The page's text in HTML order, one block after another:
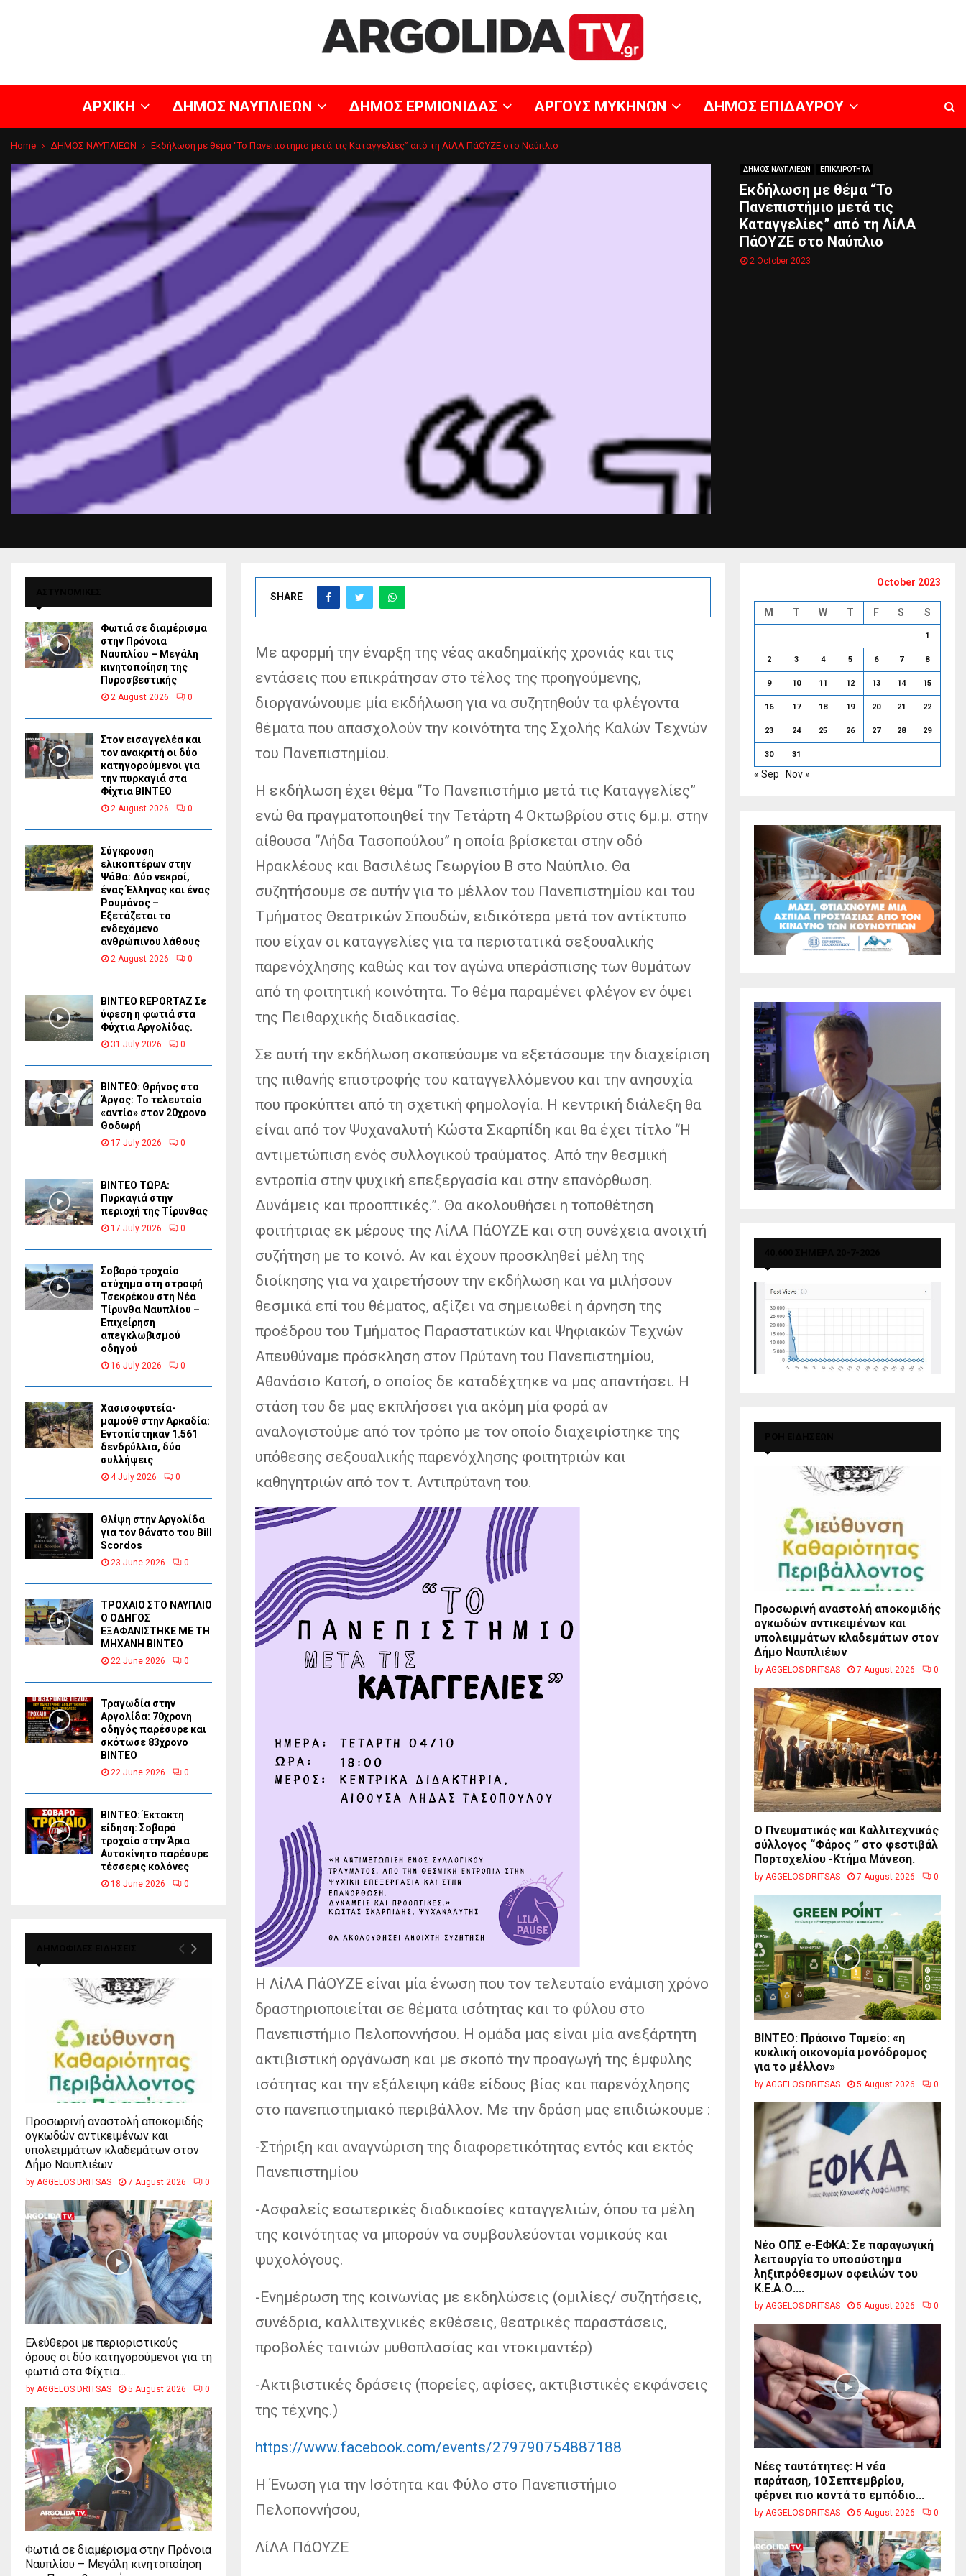
ΑΡΧΙΚΗ ΔΗΜΟΣ ΝΑΥΠΛΙΕΩΝ ΔΗΜΟΣ ΕΡΜΙΟΝΙΔΑΣ ΑΡΓΟΥΣ ΜΥΚΗΝΩΝ ΔΗΜΟΣ ΕΠΙΔΑΥΡΟΥ
Home ΔΗΜΟΣ ΝΑΥΠΛΙΕΩΝ Εκδήλωση με θέμα “Το Πανεπιστήμιο μετά τις Καταγγελίες” από τη ΛίΛΑ ΠάΟΥΖΕ στο Ναύπλιο
ΔΗΜΟΣ ΝΑΥΠΛΙΕΩΝ ΕΠΙΚΑΙΡΟΤΗΤΑ
Εκδήλωση με θέμα “Το
Πανεπιστήμιο μετά τις
Καταγγελίες” από τη ΛίΛΑ
ΠάΟΥΖΕ στο Ναύπλιο
2 October 2023
SHARE
Με αφορμή την έναρξη της νέας ακαδημαϊκής χρονιάς και τις
εντάσεις που επικράτησαν στο τέλος της προηγούμενης,
διοργανώνουμε μία εκδήλωση για να συζητηθούν τα φλέγοντα
θέματα που απασχολούν την κοινότητα της Σχολής Καλών Τεχνών
του Πανεπιστημίου.
Η εκδήλωση έχει θέμα “Το Πανεπιστήμιο μετά τις Καταγγελίες”
ενώ θα πραγματοποιηθεί την Τετάρτη 4 Οκτωβρίου στις 6μ.μ. στην
αίθουσα “Λήδα Τασοπούλου” η οποία βρίσκεται στην οδό
Ηρακλέους και Βασιλέως Γεωργίου Β στο Ναύπλιο. Θα
συζητήσουμε σε αυτήν για το μέλλον του Πανεπιστημίου και του
Τμήματος Θεατρικών Σπουδών, ειδικότερα μετά τον αντίκτυπο
που είχαν οι καταγγελίες για τα περιστατικά σεξουαλικής
παρενόχλησης καθώς και τον αγώνα υπεράσπισης των θυμάτων
από τη φοιτητική κοινότητα. Το θέμα παραμένει φλέγον εν όψει
της Πειθαρχικής διαδικασίας.
Σε αυτή την εκδήλωση σκοπεύουμε να εξετάσουμε την διαχείριση
της πιθανής επιστροφής του καταγγελλόμενου και την ανησυχία
που προκύπτει από τη σχετική φημολογία. Η κεντρική διάλεξη θα
είναι από τον Ψυχαναλυτή Κώστα Σκαρπίδη και θα έχει τίτλο “Η
αντιμετώπιση ενός συλλογικού τραύματος. Από την θεσμική
εντροπία στην ψυχική επεξεργασία και στην επανόρθωση.
Δυνάμεις και προοπτικές.”. Θα ακολουθήσει η τοποθέτηση
φοιτήτριας εκ μέρους της ΛίΛΑ ΠάΟΥΖΕ και στη συνέχεια ανοιχτή
συζήτηση με το κοινό. Αν και έχουν προσκληθεί μέλη της
διοίκησης για να χαιρετήσουν την εκδήλωση και να μιλήσουν
θεσμικά επί του θέματος, αξίζει να σημειωθεί η άρνηση της
προέδρου του Τμήματος Παραστατικών και Ψηφιακών Τεχνών
Απευθύναμε πρόσκληση στον Πρύτανη του Πανεπιστημίου,
Αθανάσιο Κατσή, ο οποίος δε καταδέχτηκε να μας απαντήσει. Η
στάση του δε μας εκπλήσσει για ακόμη μία φορά αν
αναλογιστούμε από τον τρόπο με τον οποίο διαχειρίστηκε της
υπόθεσης σεξουαλικής παρενόχλησης φοιτητριών και
καθηγητριών από τον τ. Αντιπρύτανη του.
H ΛίΛΑ ΠάΟΥΖΕ είναι μία ένωση που τον τελευταίο ενάμιση χρόνο
δραστηριοποιείται σε θέματα ισότητας και το φύλου στο
Πανεπιστήμιο Πελοποννήσου. Η ομάδα μας είναι μία ανεξάρτητη
ακτιβιστική οργάνωση και με σκοπό την προαγωγή της έμφυλης
ισότητας και την εξάλειψη κάθε είδους βίας και παρενόχλησης
στο πανεπιστημιακό περιβάλλον. Με την δράση μας επιδιώκουμε :
-Στήριξη και αναγνώριση της διαφορετικότητας εντός και εκτός
Πανεπιστημίου
-Ασφαλείς εσωτερικές διαδικασίες καταγγελιών, όπου τα μέλη
της κοινότητας να μπορούν να συμβουλεύονται νομικούς και
ψυχολόγους.
-Ενημέρωση της κοινωνίας με εκδηλώσεις (ομιλίες/ συζητήσεις,
συνέδρια, καλλιτεχνικές εκθέσεις, θεατρικές παραστάσεις,
προβολές ταινιών μυθοπλασίας και ντοκιμαντέρ)
-Ακτιβιστικές δράσεις (πορείες, αφίσες, ακτιβιστικές εκφάνσεις
της τέχνης.)
https://www.facebook.com/events/279790754887188
Η Ένωση για την Ισότητα και Φύλο στο Πανεπιστήμιο
Πελοποννήσου,
ΛίΛΑ ΠάΟΥΖΕ
Φωτιά σε διαμέρισμα
στην Πρόνοια
Ναυπλίου – Μεγάλη
κινητοποίηση της
Πυροσβεστικής
2 August 2026 0
Στον εισαγγελέα και
τον ανακριτή οι δύο
κατηγορούμενοι για
την πυρκαγιά στα
Φίχτια ΒΙΝΤΕΟ
2 August 2026 0
Σύγκρουση
ελικοπτέρων στην
Ψάθα: Δύο νεκροί,
ένας Έλληνας και ένας
Ρουμάνος –
Εξετάζεται το
ενδεχόμενο
ανθρώπινου λάθους
2 August 2026 0
BINTEO REPORTAZ Σε
ύφεση η φωτιά στα
Φύχτια Αργολίδας.
31 July 2026 0
ΒΙΝΤΕΟ: Θρήνος στο
Άργος: Το τελευταίο
«αντίο» στον 20χρονο
Θοδωρή
17 July 2026 0
ΒΙΝΤΕΟ ΤΩΡΑ:
Πυρκαγιά στην
περιοχή της Τίρυνθας
17 July 2026 0
Σοβαρό τροχαίο
ατύχημα στη στροφή
Τσεκρέκου στη Νέα
Τίρυνθα Ναυπλίου –
Επιχείρηση
απεγκλωβισμού
οδηγού
16 July 2026 0
Χασισοφυτεία-
μαμούθ στην Αρκαδία:
Εντοπίστηκαν 1.561
δενδρύλλια, δύο
συλλήψεις
4 July 2026 0
Θλίψη στην Αργολίδα
για τον θάνατο του Bill
Scordos
23 June 2026 0
ΤΡΟΧΑΙΟ ΣΤΟ ΝΑΥΠΛΙΟ
Ο ΟΔΗΓΟΣ
ΕΞΑΦΑΝΙΣΤΗΚΕ ΜΕ ΤΗ
ΜΗΧΑΝΗ ΒΙΝΤΕΟ
22 June 2026 0
Τραγωδία στην
Αργολίδα: 70χρονη
οδηγός παρέσυρε και
σκότωσε 83χρονο
ΒΙΝΤΕΟ
22 June 2026 0
ΒΙΝΤΕΟ: Έκτακτη
είδηση: Σοβαρό
τροχαίο στην Άρια
Αυτοκίνητο παρέσυρε
τέσσερις κολόνες
18 June 2026 0
Προσωρινή αναστολή αποκομιδής
ογκωδών αντικειμένων και
υπολειμμάτων κλαδεμάτων στον
Δήμο Ναυπλιέων
by AGGELOS DRITSAS 7 August 2026 0
Ελεύθεροι με περιοριστικούς
όρους οι δύο κατηγορούμενοι για τη
φωτιά στα Φίχτια...
by AGGELOS DRITSAS 5 August 2026 0
Φωτιά σε διαμέρισμα στην Πρόνοια
Ναυπλίου – Μεγάλη κινητοποίηση
October 2023
M T W T F S S
1
2 3 4 5 6 7 8
9 10 11 12 13 14 15
16 17 18 19 20 21 22
23 24 25 26 27 28 29
30 31
« Sep Nov »
Προσωρινή αναστολή αποκομιδής
ογκωδών αντικειμένων και
υπολειμμάτων κλαδεμάτων στον
Δήμο Ναυπλιέων
by AGGELOS DRITSAS 7 August 2026 0
Ο Πνευματικός και Καλλιτεχνικός
σύλλογος “Φάρος ” στο φεστιβάλ
Πορτοχελίου -Κτήμα Μάνεση.
by AGGELOS DRITSAS 7 August 2026 0
BINTEO: Πράσινο Ταμείο: «η
κυκλική οικονομία μονόδρομος
για το μέλλον»
by AGGELOS DRITSAS 5 August 2026 0
Νέο ΟΠΣ e-ΕΦΚΑ: Σε παραγωγική
λειτουργία το υποσύστημα
ληξιπρόθεσμων οφειλών του
Κ.Ε.Α.Ο....
by AGGELOS DRITSAS 5 August 2026 0
Νέες ταυτότητες: Η νέα
παράταση, 10 Σεπτεμβρίου,
φέρνει πιο κοντά το εμπόδιο...
by AGGELOS DRITSAS 5 August 2026 0